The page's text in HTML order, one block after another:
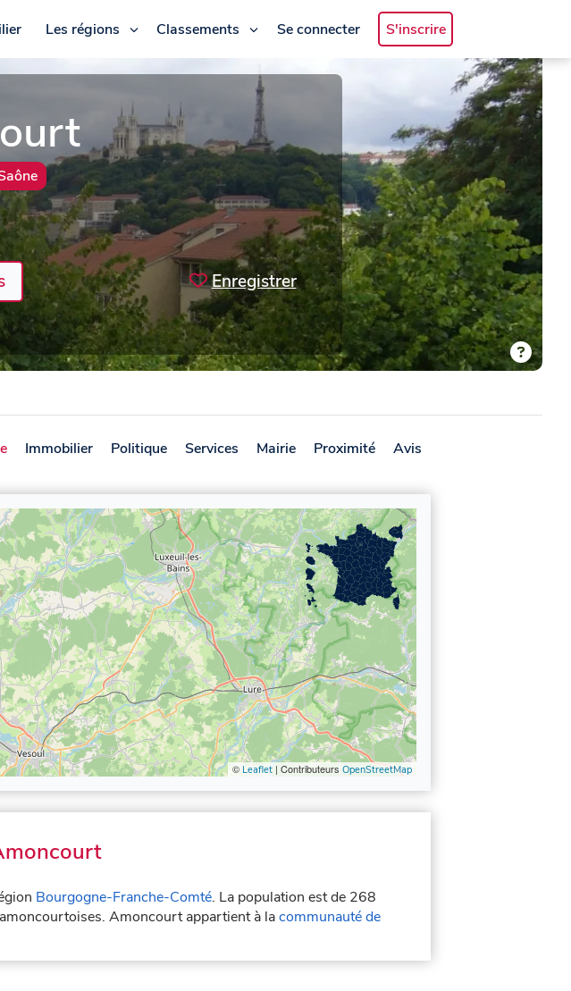
Les régions Classements Se connecter S'inscrire
Enregistrer
Immobilier Politique Services Mairie Proximité Avis
© Leaflet | Contributeurs OpenStreetMap
Bourgogne-Franche-Comté. La population est de 268
Amoncourt appartient à lacommunauté de